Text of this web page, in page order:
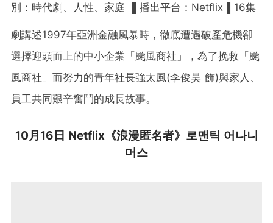
別：時代劇、人性、家庭 ▌播出平台：Netflix ▌16集
劇講述1997年亞洲金融風暴時，徹底遭遇破產危機卻
選擇迎頭而上的中小企業「颱風商社」，為了挽救「颱
風商社」而努力的青年社長強太風(李俊昊 飾)與家人、
員工共同艱辛奮鬥的成長故事。
10月16日 Netflix《浪漫匿名者》로맨틱 어나니
머스